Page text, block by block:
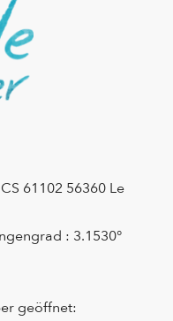
61102 56360 Le
: 3.1530°
geöffnet: